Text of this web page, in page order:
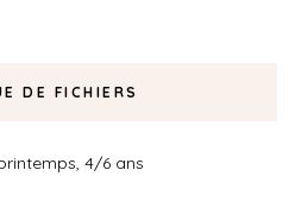
DE FICHIERS
4/6 ans